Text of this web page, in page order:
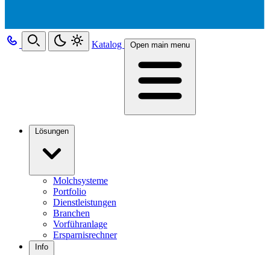
Katalog Open main menu
Lösungen
Molchsysteme
Portfolio
Dienstleistungen
Branchen
Vorführanlage
Ersparnisrechner
Info